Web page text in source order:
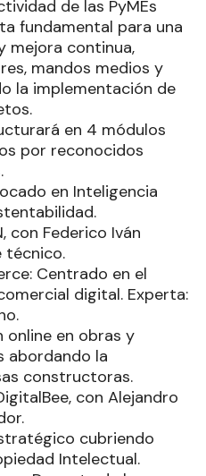
de las PyMEs
fundamental para una
mejora continua,
mandos medios y
la implementación de
en 4 módulos
por reconocidos
en Inteligencia
con Federico Iván
técnico.
Centrado en el
digital. Experta:
en obras y
abordando la
constructoras.
con Alejandro
cubriendo
Intelectual.